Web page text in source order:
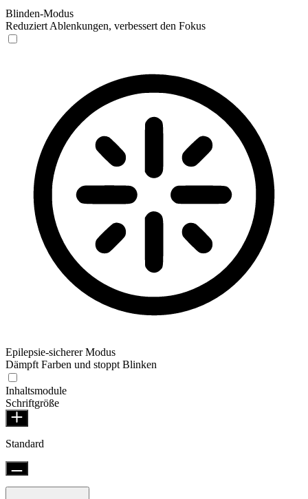
Blinden-Modus
Reduziert Ablenkungen, verbessert den Fokus
Epilepsie-sicherer Modus
Dämpft Farben und stoppt Blinken
Inhaltsmodule
Schriftgröße
Standard